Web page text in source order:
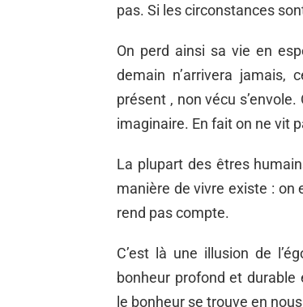
pas. Si les circonstances
On perd ainsi sa vie en
demain n’arrivera jamais,
présent , non vécu
imaginaire. En fait on ne vit
La plupart des êtres
manière de vivre existe : on
rend pas compte.
C’est là une illusion de
bonheur profond et
le bonheur se trouve en